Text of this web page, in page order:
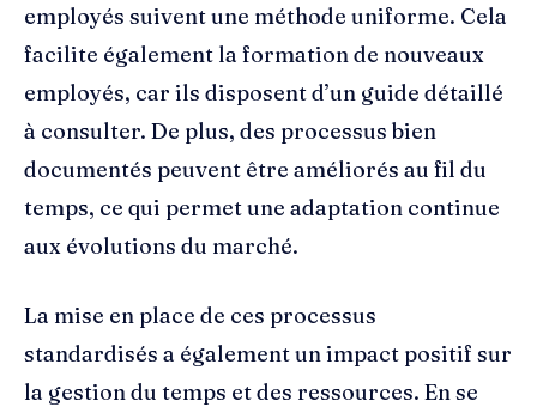
employés suivent une méthode uniforme. Cela
facilite également la formation de nouveaux
employés, car ils disposent d’un guide détaillé
à consulter. De plus, des processus bien
documentés peuvent être améliorés au fil du
temps, ce qui permet une adaptation continue
aux évolutions du marché.
La mise en place de ces processus
standardisés a également un impact positif sur
la gestion du temps et des ressources. En se